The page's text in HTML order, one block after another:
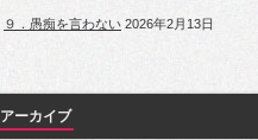
９．愚痴を言わない 2026年2月13日
アーカイブ